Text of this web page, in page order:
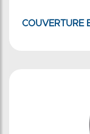
COUVERTURE